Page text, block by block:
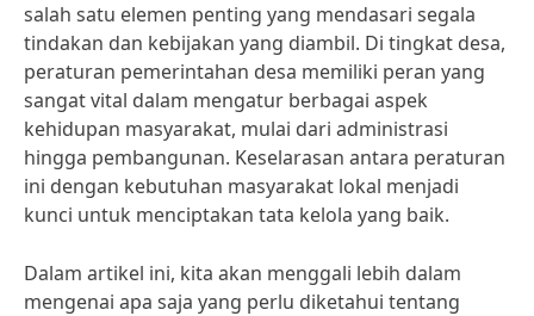
salah satu elemen penting yang mendasari segala
tindakan dan kebijakan yang diambil. Di tingkat desa,
peraturan pemerintahan desa memiliki peran yang
sangat vital dalam mengatur berbagai aspek
kehidupan masyarakat, mulai dari administrasi
hingga pembangunan. Keselarasan antara peraturan
ini dengan kebutuhan masyarakat lokal menjadi
kunci untuk menciptakan tata kelola yang baik.
Dalam artikel ini, kita akan menggali lebih dalam
mengenai apa saja yang perlu diketahui tentang